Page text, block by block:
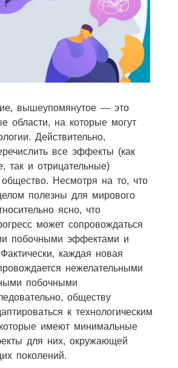
вышеупомянутое — это
области, на которые могут
Действительно,
все эффекты (как
так и отрицательные)
общество. Несмотря на то, что
полезны для мирового
ясно, что
может сопровождаться
побочными эффектами и
каждая новая
нежелательными
побочными
обществу
к технологическим
имеют минимальные
для них, окружающей
поколений.